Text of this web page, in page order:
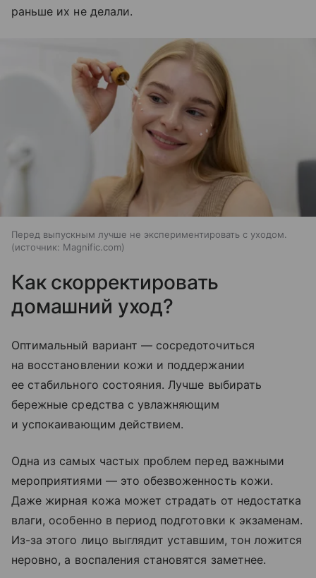
раньше их не делали.
Перед выпускным лучше не экспериментировать с уходом.
источник: Magnific.com
Как скорректировать
домашний уход?
Оптимальный вариант — сосредоточиться
на восстановлении кожи и поддержании
ее стабильного состояния. Лучше выбирать
бережные средства с увлажняющим
и успокаивающим действием.
Одна из самых частых проблем перед важными
мероприятиями — это обезвоженность кожи.
Даже жирная кожа может страдать от недостатка
влаги, особенно в период подготовки к экзаменам.
Из-за этого лицо выглядит уставшим, тон ложится
неровно, а воспаления становятся заметнее.